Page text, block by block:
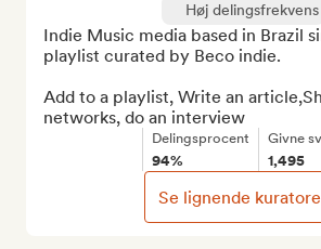
Høj delingsfrekvens
Indie Music media based in Brazil
playlist curated by Beco indie.
Add to a playlist, Write an
networks, do an interview
Delingsprocent
94%
Givne
1,495
Se lignende